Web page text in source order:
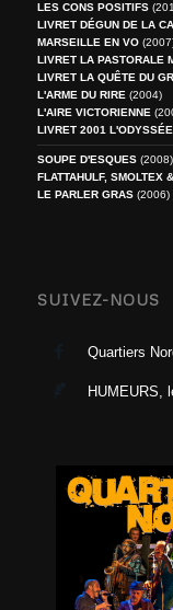
LES CONS POSITIFS
LIVRET DÉGUN DE LA
MARSEILLE EN VO
LIVRET LA PASTORALE
LIVRET LA QUÊTE DU
L'ARME DU RIRE(2004)
L'AIRE VICTORIENNE
LIVRET 2001
SOUPE D'ESQUES(2008)
FLATTAHULF, SMOLTEX
LE PARLER GRAS(2006)
SUIVEZ-NOUS
Quartiers
HUMEURS,